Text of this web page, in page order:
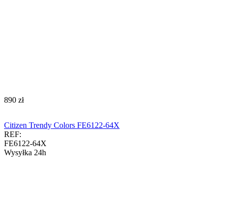
‍890‍ zł
Citizen Trendy Colors FE6122-64X
REF:
FE6122-64X
Wysyłka 24h